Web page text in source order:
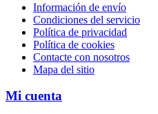
Información de envío
Condiciones del servicio
Política de privacidad
Política de cookies
Contacte con nosotros
Mapa del sitio
Mi cuenta